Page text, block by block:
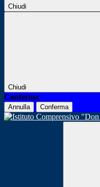
Chiudi
Chiudi
Conferma
Annulla Conferma